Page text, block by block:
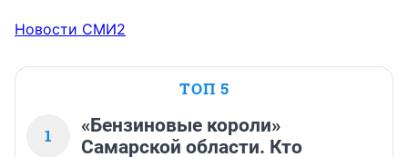
Новости СМИ2
ТОП 5
1
«Бензиновые короли»
Самарской области. Кто